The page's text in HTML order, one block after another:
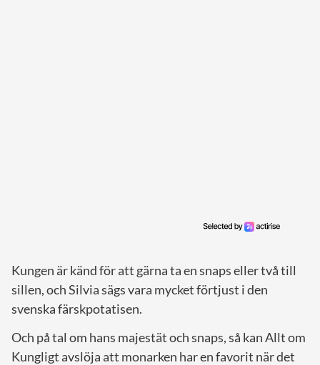
Kungen är känd för att gärna ta en snaps eller två till
sillen, och Silvia sägs vara mycket förtjust i den
svenska färskpotatisen.
Och på tal om hans majestät och snaps, så kan Allt om
Kungligt avslöja att monarken har en favorit när det